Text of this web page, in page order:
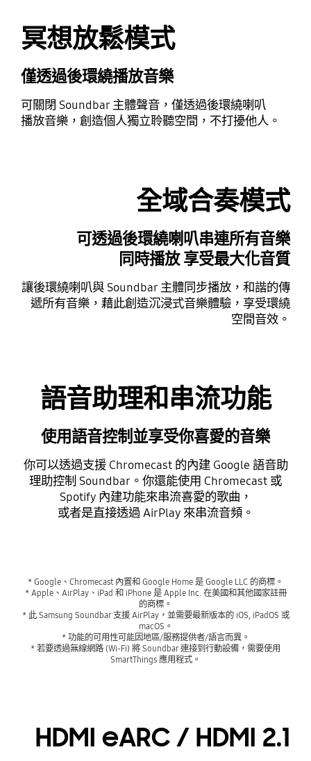
冥想放鬆模式
僅透過後環繞播放音樂
可關閉 Soundbar 主體聲音，僅透過後環繞喇叭
播放音樂，創造個人獨立聆聽空間，不打擾他人。
全域合奏模式
可透過後環繞喇叭串連所有音樂
同時播放 享受最大化音質
讓後環繞喇叭與 Soundbar 主體同步播放，和諧的傳
遞所有音樂，藉此創造沉浸式音樂體驗，享受環繞
空間音效。
語音助理和串流功能
使用語音控制並享受你喜愛的音樂
你可以透過支援 Chromecast 的內建 Google 語音助
理助控制 Soundbar。你還能使用 Chromecast 或
Spotify 內建功能來串流喜愛的歌曲，
或者是直接透過 AirPlay 來串流音頻。
* Google、Chromecast 內置和 Google Home 是 Google LLC 的商標。
* Apple、AirPlay、iPad 和 iPhone 是 Apple Inc. 在美國和其他國家註冊
的商標。
* 此 Samsung Soundbar 支援 AirPlay，並需要最新版本的 iOS, iPadOS 或
macOS。
* 功能的可用性可能因地區/服務提供者/語言而異。
* 若要透過無線網路 (Wi-Fi) 將 Soundbar 連接到行動設備，需要使用
SmartThings 應用程式。
HDMI eARC / HDMI 2.1